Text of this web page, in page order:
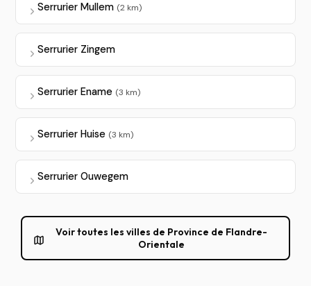
Serrurier Mullem (2 km)
Serrurier Zingem
Serrurier Ename (3 km)
Serrurier Huise (3 km)
Serrurier Ouwegem
Voir toutes les villes de Province de Flandre-
Orientale